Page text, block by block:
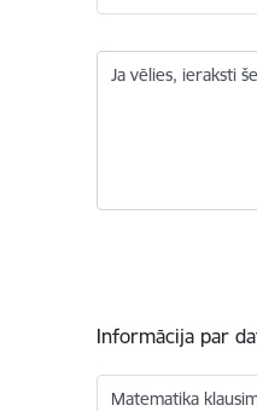
Ja vēlies, ieraksti
Informācija par
Matematika